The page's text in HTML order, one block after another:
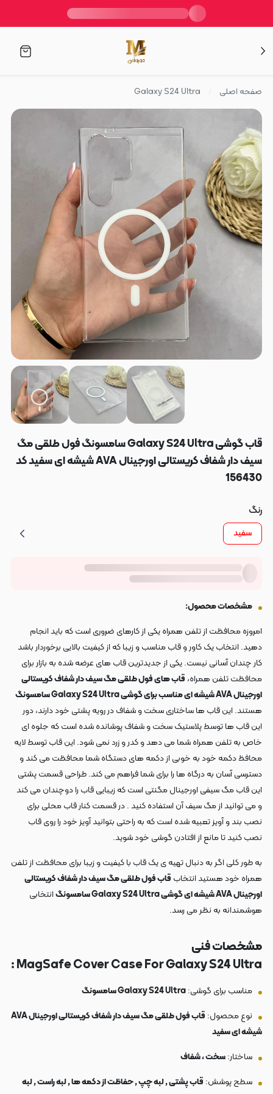
صفحه اصلی Galaxy S24 Ultra
قاب گوشی Galaxy S24 Ultra سامسونگ فول طلقی مگ
سیف دار شفاف کریستالی اورجینال AVA شیشه ای سفید کد
156430
رنگ
سفید
مشخصات محصول:
امروزه محافظت از تلفن همراه یکی از کارهای ضروری است که باید انجام
دهید. انتخاب یک کاور و قاب مناسب و زیبا که از کیفیت بالایی برخوردار باشد
کار چندان آسانی نیست. یکی از جدیدترین قاب های عرضه شده به بازار برای
محافظت تلفن همراه، قاب های فول طلقی مگ سیف دار شفاف کریستالی
اورجینال AVA شیشه ای مناسب برای گوشی Galaxy S24 Ultra سامسونگ
هستند. این قاب ها ساختاری سخت و شفاف در رویه پشتی خود دارند، دور
این قاب ها توسط پلاستیک سخت و شفاف پوشانده شده است که جلوه ای
خاص به تلفن همراه شما می دهد و کدر و زرد نمی شود. این قاب توسط لایه
محافظ دکمه خود به خوبی از دکمه های دستگاه شما محافظت می کند و
دسترسی آسان به درگاه ها را برای شما فراهم می کند. طراحی قسمت پشتی
این قاب مگ سیفی اورجینال مگنتی است که زیبایی قاب را دوچندان می کند
و می توانید از مگ سیف آن استفاده کنید .در قسمت کنار قاب محلی برای
نصب بند و آویز تعبیه شده است که به راحتی بتوانید آویز خود را روی قاب
نصب کنید تا مانع از افتادن گوشی خود شوید.
به طور کلی اگر به دنبال تهیه ی یک قاب با کیفیت و زیبا برای محافظت از تلفن
همراه خود هستید انتخاب قاب فول طلقی مگ سیف دار شفاف کریستالی
اورجینال AVA شیشه ای گوشی Galaxy S24 Ultra سامسونگ
انتخابی
هوشمندانه به نظر می رسد.
مشخصات فنی
MagSafe Cover Case For Galaxy S24 Ultra :
مناسب برای گوشی:Galaxy S24 Ultra سامسونگ
نوع محصول:
قاب فول طلقی مگ سیف دار شفاف کریستالی اورجینال AVA
شیشه ای سفید
ساختار:سخت ، شفاف
سطح پوشش: قاب پشتی , لبه چپ , حفاظت از دکمه ها , لبه راست , لبه